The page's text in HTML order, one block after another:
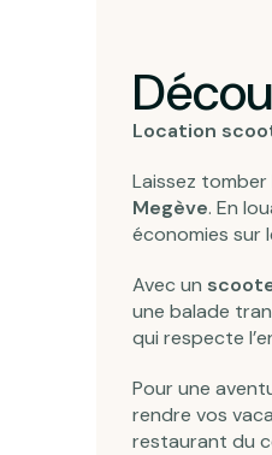
Location
Laissez
Megève. En
économies sur
Avec un
une balade
qui respecte
Pour une
rendre vos
restaurant du